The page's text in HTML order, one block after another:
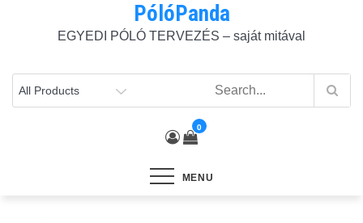
PólóPanda
EGYEDI PÓLÓ TERVEZÉS – saját mitával
0
MENU